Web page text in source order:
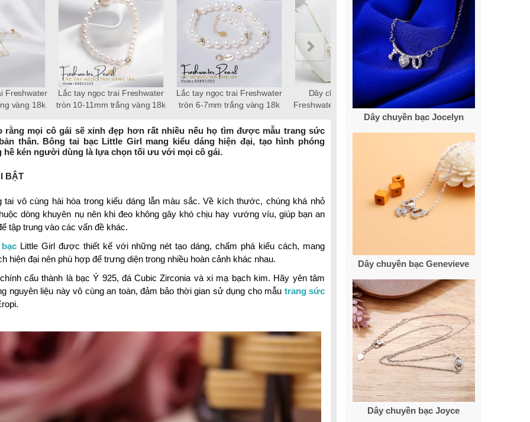
18k,
Elegance
Bông tai ngọc trai thật 8-9mm
patty
Lắc tay ngọc trai tròn 10-12mm
trắng
Chuỗi ngọc trai Freshwater
tròn 5-6mm trắng chốt bạc
S925 xi bạch kim gắn đá CZ
Chuỗi ngọc trai Freshwater
tròn 6-7mm trắng chốt bạc
S925 xi bạch kim gắn đá CZ
rằng mọi cô gái sẽ xinh đẹp hơn rất nhiều nếu họ tìm được mẫu trang sức
thân. Bông tai bạc Little Girl mang kiểu dáng hiện đại, tạo hình phóng
hề kén người dùng là lựa chọn tối ưu với mọi cô gái.
BẬT
tai vô cùng hài hòa trong kiểu dáng lẫn màu sắc. Về kích thước, chúng khá nhỏ
dòng khuyên nụ nên khi đeo không gây khó chịu hay vướng víu, giúp bạn an
tập trung vào các vấn đề khác.
Little Girl được thiết kế với những nét tạo dáng, chấm phá kiểu cách, mang
hiện đại nên phù hợp để trưng diện trong nhiều hoàn cảnh khác nhau.
cấu thành là bạc Ý 925, đá Cubic Zirconia và xi mạ bạch kim. Hãy yên tâm
nguyên liệu này vô cùng an toàn, đảm bảo thời gian sử dụng cho mẫu trang sức
Dây chuyền bạc Jocelyn
Dây chuyền bạc Genevieve
Dây chuyền bạc Joyce